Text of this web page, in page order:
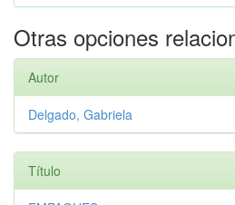
Otras opciones
Autor
Delgado, Gabriela
Título